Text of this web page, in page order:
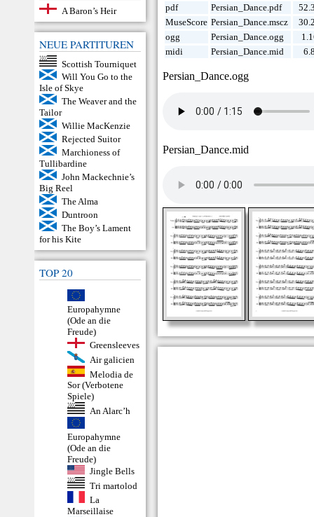
A Baron’s Heir
NEUE PARTITUREN
Scottish Tourniquet
Will You Go to the
Isle of Skye
The Weaver and the
Tailor
Willie MacKenzie
Rejected Suitor
Marchioness of
Tullibardine
John Mackechnie’s
Big Reel
The Alma
Duntroon
The Boy’s Lament
for his Kite
TOP 20
Europahymne
(Ode an die
Freude)
Greensleeves
Air galicien
Melodia de
Sor (Verbotene
Spiele)
An Alarc’h
Europahymne
(Ode an die
Freude)
Jingle Bells
Tri martolod
La
Marseillaise
pdf
Persian_Dance.pdf
MuseScore Persian_Dance.mscz
ogg
Persian_Dance.ogg
midi
Persian_Dance.mid
Persian_Dance.ogg
Persian_Dance.mid